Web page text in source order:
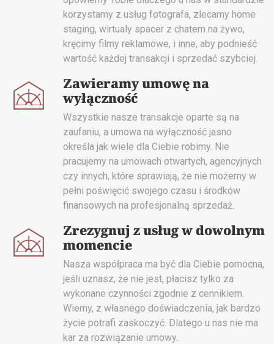
korzystamy z usług fotografa, zlecamy home
staging, wirtualy spacer z chatem na żywo,
kręcimy filmy reklamowe, i inne, aby podnieść
wartość każdej transakcji i sprzedać szybciej.
Zawieramy umowę na
wyłączność
Wszystkie nasze transakcje oparte są na
zaufaniu, a umowa na wyłączność jasno
określa jak wiele dla Ciebie robimy. Nie
pracujemy na umowach otwartych, agencyjnych
czy innych, które sprawiają, że nie możemy w
pełni poświęcić swojego czasu i środków
finansowych na profesjonalną sprzedaż.
Zrezygnuj z usług w dowolnym
momencie
Nasza współpraca ma być dla Ciebie pomocna,
jeśli uznasz, że nie jest, płacisz tylko za
wykonane czynności zgodnie z cennikiem.
Wiemy, z własnego doświadczenia, jak bardzo
życie potrafi zaskoczyć. Dlatego u nas nie ma
kar za rozwiązanie umowy.